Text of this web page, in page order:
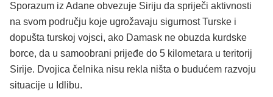
Sporazum iz Adane obvezuje Siriju da spriječi aktivnosti
na svom području koje ugrožavaju sigurnost Turske i
dopušta turskoj vojsci, ako Damask ne obuzda kurdske
borce, da u samoobrani prijeđe do 5 kilometara u teritorij
Sirije. Dvojica čelnika nisu rekla ništa o budućem razvoju
situacije u Idlibu.